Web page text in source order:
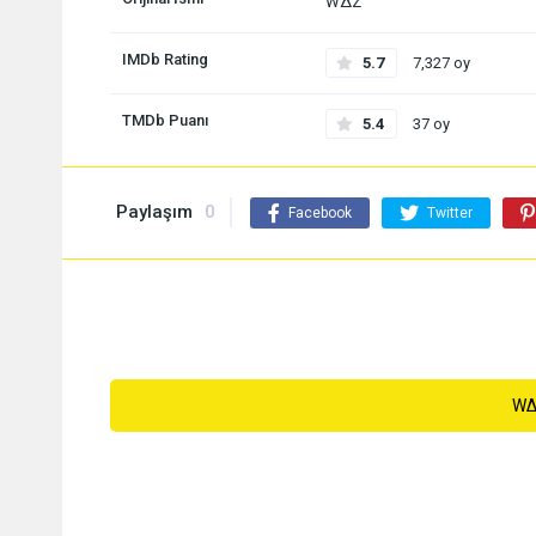
IMDb Rating 5.7 7,327 oy
TMDb Puanı 5.4 37 oy
Paylaşım 0 Facebook Twitter